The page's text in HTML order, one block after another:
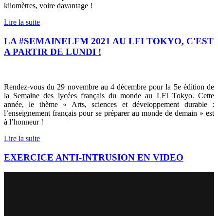
kilomètres, voire davantage !
Lire la suite
LA #SEMAINELFM 2021 AU LFI TOKYO, C'EST
A PARTIR DE LUNDI !
Rendez-vous du 29 novembre au 4 décembre pour la 5e édition de
la Semaine des lycées français du monde au LFI Tokyo. Cette
année, le thème « Arts, sciences et développement durable :
l’enseignement français pour se préparer au monde de demain » est
à l’honneur !
Lire la suite
EXERCICE ANTI-INTRUSION EN VIDEO